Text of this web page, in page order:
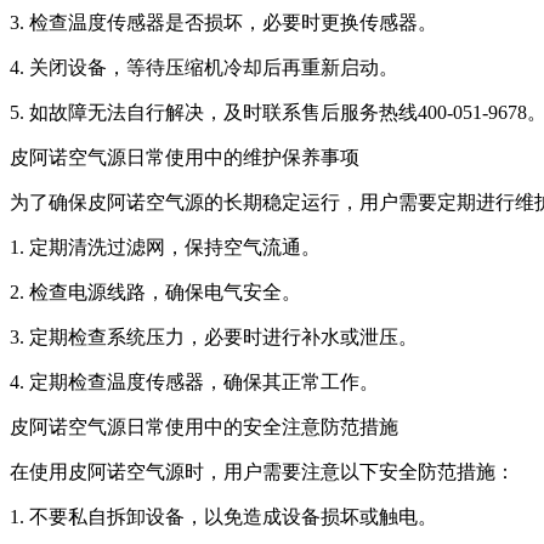
3. 检查温度传感器是否损坏，必要时更换传感器。
4. 关闭设备，等待压缩机冷却后再重新启动。
5. 如故障无法自行解决，及时联系售后服务热线400-051-9678。
皮阿诺空气源日常使用中的维护保养事项
为了确保皮阿诺空气源的长期稳定运行，用户需要定期进行维
1. 定期清洗过滤网，保持空气流通。
2. 检查电源线路，确保电气安全。
3. 定期检查系统压力，必要时进行补水或泄压。
4. 定期检查温度传感器，确保其正常工作。
皮阿诺空气源日常使用中的安全注意防范措施
在使用皮阿诺空气源时，用户需要注意以下安全防范措施：
1. 不要私自拆卸设备，以免造成设备损坏或触电。